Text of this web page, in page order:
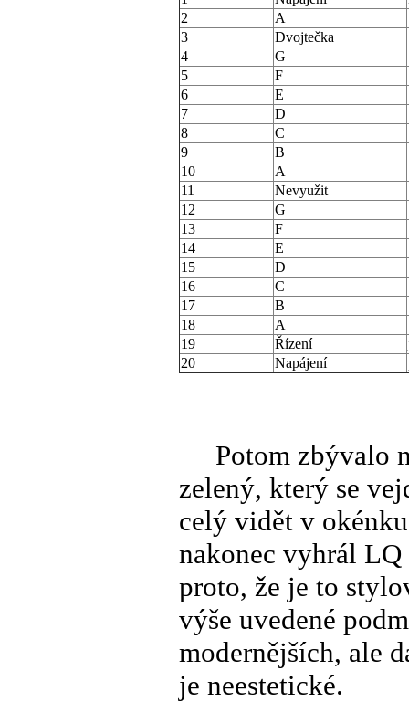
2
A
3
Dvojtečka
4
G
5
F
6
E
7
D
8
C
9
B
10
A
11
Nevyužit
12
G
13
F
14
E
15
D
16
C
17
B
18
A
19
Řízení
20
Napájení
Potom zbývalo
zelený, který se
celý vidět v
nakonec vyhrál LQ
proto, že je to
výše uvedené
modernějších, ale
je neestetické.